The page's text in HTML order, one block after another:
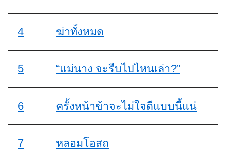
4 ฆ่าทั้งหมด
5 “แม่นาง จะรีบไปไหนเล่า?”
6 ครั้งหน้าข้าจะไม่ใจดีแบบนี้แน่
7 หลอมโอสถ